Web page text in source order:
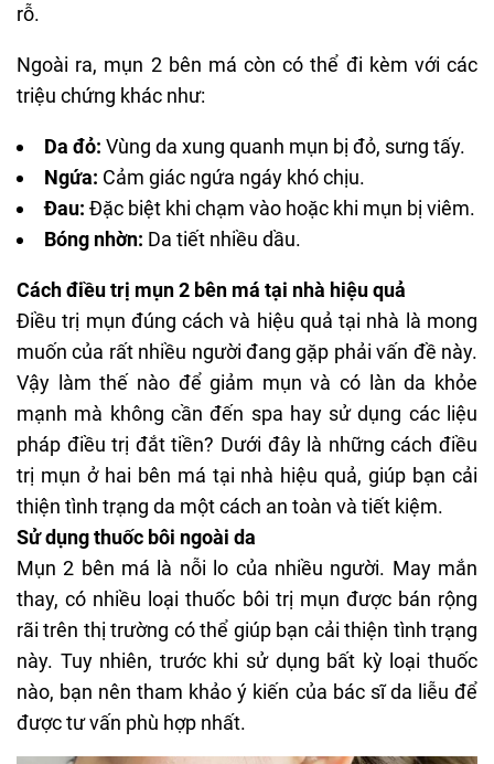
rỗ.
Ngoài ra, mụn 2 bên má còn có thể đi kèm với các
triệu chứng khác như:
Da đỏ: Vùng da xung quanh mụn bị đỏ, sưng tấy.
Ngứa: Cảm giác ngứa ngáy khó chịu.
Đau: Đặc biệt khi chạm vào hoặc khi mụn bị viêm.
Bóng nhờn: Da tiết nhiều dầu.
Cách điều trị mụn 2 bên má tại nhà hiệu quả
Điều trị mụn đúng cách và hiệu quả tại nhà là mong
muốn của rất nhiều người đang gặp phải vấn đề này.
Vậy làm thế nào để giảm mụn và có làn da khỏe
mạnh mà không cần đến spa hay sử dụng các liệu
pháp điều trị đắt tiền? Dưới đây là những cách điều
trị mụn ở hai bên má tại nhà hiệu quả, giúp bạn cải
thiện tình trạng da một cách an toàn và tiết kiệm.
Sử dụng thuốc bôi ngoài da
Mụn 2 bên má là nỗi lo của nhiều người. May mắn
thay, có nhiều loại thuốc bôi trị mụn được bán rộng
rãi trên thị trường có thể giúp bạn cải thiện tình trạng
này. Tuy nhiên, trước khi sử dụng bất kỳ loại thuốc
nào, bạn nên tham khảo ý kiến của bác sĩ da liễu để
được tư vấn phù hợp nhất.